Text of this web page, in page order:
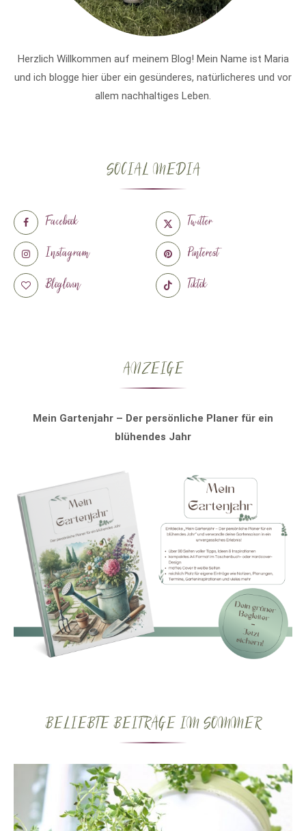
Herzlich Willkommen auf meinem Blog! Mein Name ist Maria
und ich blogge hier über ein gesünderes, natürlicheres und vor
allem nachhaltiges Leben.
SOCIAL MEDIA
Facebook
Twitter
Instagram
Pinterest
Bloglovin
Tiktok
ANZEIGE
Mein Gartenjahr – Der persönliche Planer für ein
blühendes Jahr
BELIEBTE BEITRÄGE IM SOMMER